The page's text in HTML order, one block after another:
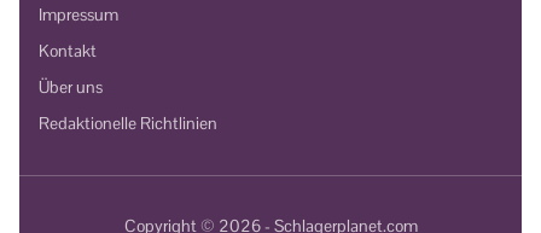
Impressum
Kontakt
Über uns
Redaktionelle Richtlinien
Copyright © 2026 - Schlagerplanet.com